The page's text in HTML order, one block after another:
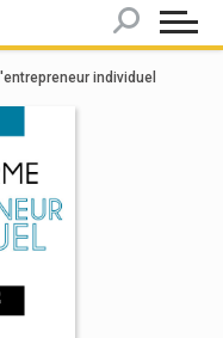
individuel